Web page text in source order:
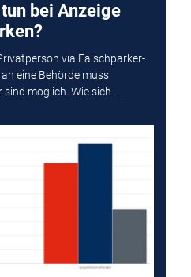
bei Anzeige
via Falschparker-
eine Behörde muss
möglich. Wie sich...